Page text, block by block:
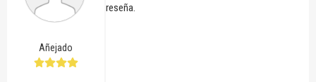
Añejado
reseña.